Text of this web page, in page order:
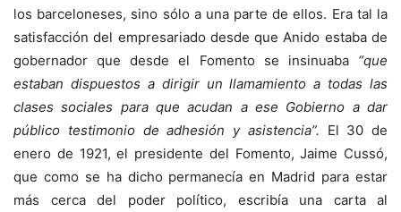
los barceloneses, sino sólo a una parte de ellos. Era tal la
satisfacción del empresariado desde que Anido estaba de
gobernador que desde el Fomento se insinuaba “que
estaban dispuestos a dirigir un llamamiento a todas las
clases sociales para que acudan a ese Gobierno a dar
público testimonio de adhesión y asistencia”. El 30 de
enero de 1921, el presidente del Fomento, Jaime Cussó,
que como se ha dicho permanecía en Madrid para estar
más cerca del poder político, escribía una carta al